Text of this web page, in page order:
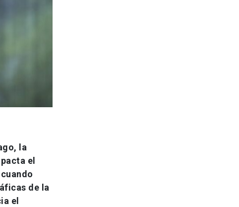
la
el
de la
el